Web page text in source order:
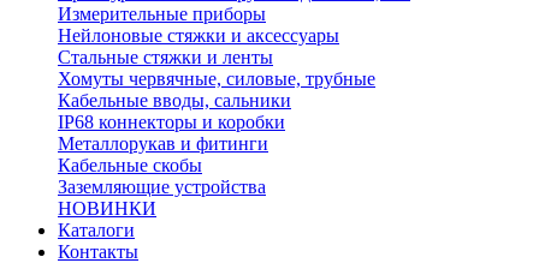
Измерительные приборы
Нейлоновые стяжки и аксессуары
Стальные стяжки и ленты
Хомуты червячные, силовые, трубные
Кабельные вводы, сальники
IP68 коннекторы и коробки
Металлорукав и фитинги
Кабельные скобы
Заземляющие устройства
НОВИНКИ
Каталоги
Контакты